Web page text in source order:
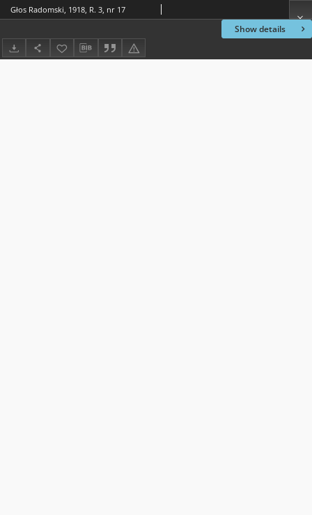
Show details
Głos Radomski, 1918, R. 3, nr 17